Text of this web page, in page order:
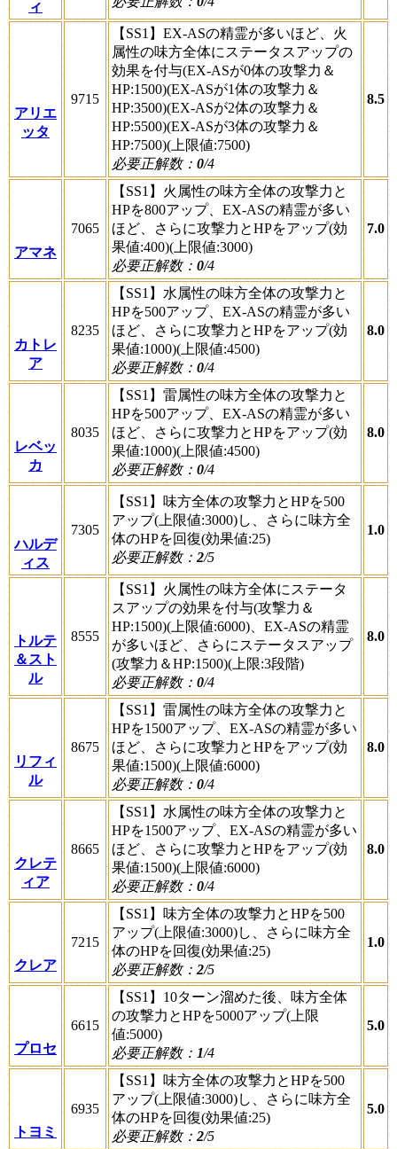
ィ
アリエ
ッタ
9715
【SS1】EX-ASの精霊が多いほど、火
属性の味方全体にステータスアップの
効果を付与(EX-ASが0体の攻撃力＆
HP:1500)(EX-ASが1体の攻撃力＆
HP:3500)(EX-ASが2体の攻撃力＆
HP:5500)(EX-ASが3体の攻撃力＆
HP:7500)(上限値:7500)
必要正解数： 0/4
8.5
アマネ
7065
【SS1】火属性の味方全体の攻撃力と
HPを800アップ、EX-ASの精霊が多い
ほど、さらに攻撃力とHPをアップ(効
果値:400)(上限値:3000)
必要正解数： 0/4
7.0
カトレ
ア
8235
【SS1】水属性の味方全体の攻撃力と
HPを500アップ、EX-ASの精霊が多い
ほど、さらに攻撃力とHPをアップ(効
果値:1000)(上限値:4500)
必要正解数： 0/4
8.0
レベッ
カ
8035
【SS1】雷属性の味方全体の攻撃力と
HPを500アップ、EX-ASの精霊が多い
ほど、さらに攻撃力とHPをアップ(効
果値:1000)(上限値:4500)
必要正解数： 0/4
8.0
ハルデ
ィス
7305
【SS1】味方全体の攻撃力とHPを500
アップ(上限値:3000)し、さらに味方全
体のHPを回復(効果値:25)
必要正解数： 2/5
1.0
トルテ
＆スト
ル
8555
【SS1】火属性の味方全体にステータ
スアップの効果を付与(攻撃力＆
HP:1500)(上限値:6000)、EX-ASの精霊
が多いほど、さらにステータスアップ
(攻撃力＆HP:1500)(上限:3段階)
必要正解数： 0/4
8.0
リフィ
ル
8675
【SS1】雷属性の味方全体の攻撃力と
HPを1500アップ、EX-ASの精霊が多い
ほど、さらに攻撃力とHPをアップ(効
果値:1500)(上限値:6000)
必要正解数： 0/4
8.0
クレテ
ィア
8665
【SS1】水属性の味方全体の攻撃力と
HPを1500アップ、EX-ASの精霊が多い
ほど、さらに攻撃力とHPをアップ(効
果値:1500)(上限値:6000)
必要正解数： 0/4
8.0
クレア
7215
【SS1】味方全体の攻撃力とHPを500
アップ(上限値:3000)し、さらに味方全
体のHPを回復(効果値:25)
必要正解数： 2/5
1.0
プロセ
6615
【SS1】10ターン溜めた後、味方全体
の攻撃力とHPを5000アップ(上限
値:5000)
必要正解数： 1/4
5.0
トヨミ
6935
【SS1】味方全体の攻撃力とHPを500
アップ(上限値:3000)し、さらに味方全
体のHPを回復(効果値:25)
必要正解数： 2/5
5.0